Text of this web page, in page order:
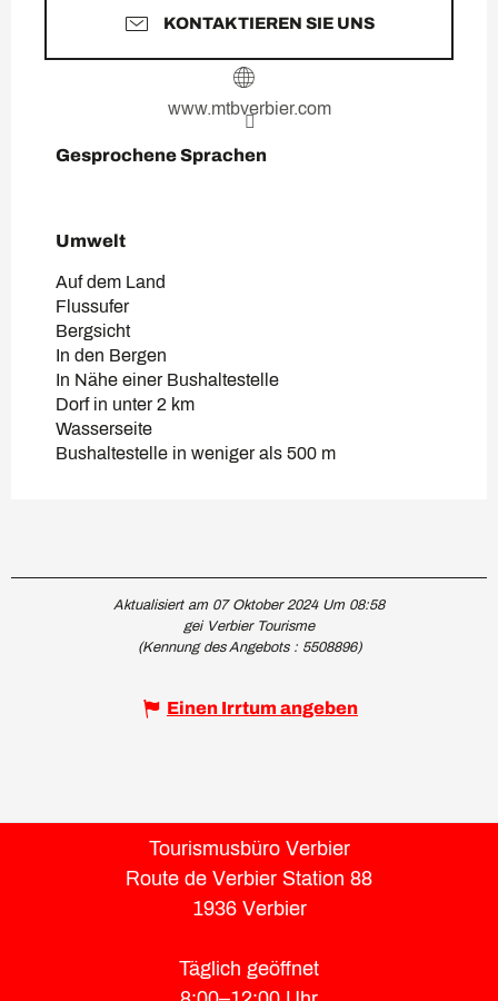
KONTAKTIEREN SIE UNS
www.mtbverbier.com
Gesprochene Sprachen
Gesprochene Sprachen
Umwelt
Umwelt
Auf dem Land
Flussufer
Bergsicht
In den Bergen
In Nähe einer Bushaltestelle
Dorf in unter 2 km
Wasserseite
Bushaltestelle in weniger als 500 m
Aktualisiert am 07 Oktober 2024 Um 08:58
gei Verbier Tourisme
(Kennung des Angebots : 5508896)
Einen Irrtum angeben
Tourismusbüro Verbier
Route de Verbier Station 88
1936 Verbier
Täglich geöffnet